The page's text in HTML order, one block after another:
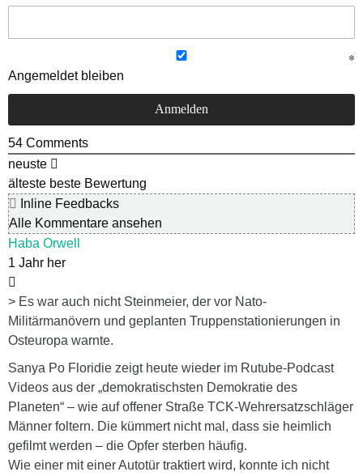
Angemeldet bleiben
54 Comments
neuste
älteste beste Bewertung
Inline Feedbacks
Alle Kommentare ansehen
Haba Orwell
1 Jahr her
> Es war auch nicht Steinmeier, der vor Nato-
Militärmanövern und geplanten Truppenstationierungen in
Osteuropa warnte.
Sanya Po Floridie zeigt heute wieder im Rutube-Podcast
Videos aus der „demokratischsten Demokratie des
Planeten“ – wie auf offener Straße TCK-Wehrersatzschläger
Männer foltern. Die kümmert nicht mal, dass sie heimlich
gefilmt werden – die Opfer sterben häufig.
Wie einer mit einer Autotür traktiert wird, konnte ich nicht